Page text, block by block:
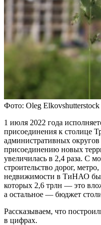
Фото: Oleg Elkovshutterstock
1 июля 2022 года
присоединения к столице
административных
присоединению новых
увеличилась в 2,4 раза. С
строительство дорог,
недвижимости в ТиНАО
которых 2,6 трлн — это
а остальное — бюджет
Рассказываем, что
в цифрах.